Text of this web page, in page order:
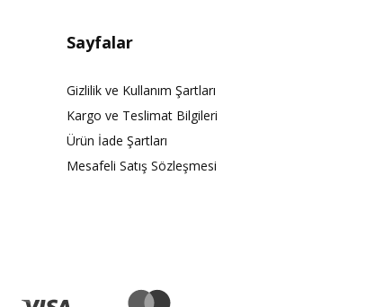
Sayfalar
Gizlilik ve Kullanım Şartları
Kargo ve Teslimat Bilgileri
Ürün İade Şartları
Mesafeli Satış Sözleşmesi